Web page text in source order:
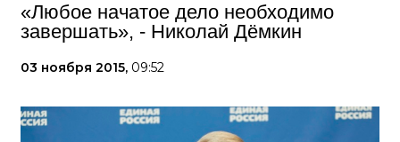
«Любое начатое дело необходимо
завершать», - Николай Дёмкин
03 ноября 2015, 09:52